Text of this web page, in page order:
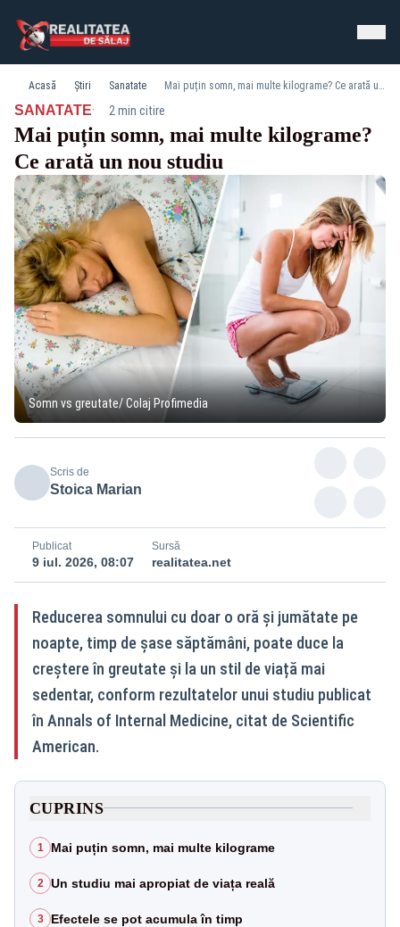
Acasă Știri Sanatate Mai puțin somn, mai multe kilograme? Ce arată un nou studiu
SANATATE· 2 min citire
Mai puțin somn, mai multe kilograme?
Ce arată un nou studiu
Somn vs greutate/ Colaj Profimedia
Scris de
Stoica Marian
Publicat
9 iul. 2026, 08:07
Sursă
realitatea.net
Reducerea somnului cu doar o oră și jumătate pe
noapte, timp de șase săptămâni, poate duce la
creștere în greutate și la un stil de viață mai
sedentar, conform rezultatelor unui studiu publicat
în Annals of Internal Medicine, citat de Scientific
American.
CUPRINS
1 Mai puțin somn, mai multe kilograme
2 Un studiu mai apropiat de viața reală
3 Efectele se pot acumula în timp